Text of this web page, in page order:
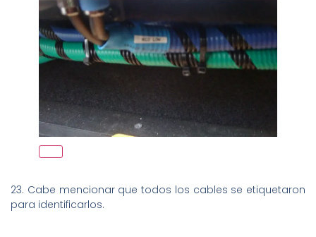
23. Cabe mencionar que todos los cables se etiquetaron
para identificarlos.